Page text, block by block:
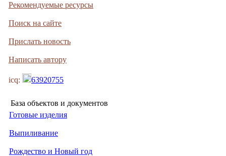
Рекомендуемые ресурсы
Поиск на сайте
Прислать новость
Написать автору
icq: 63920755
База объектов и документов
Готовые изделия
Выпиливание
Рождество и Новый год